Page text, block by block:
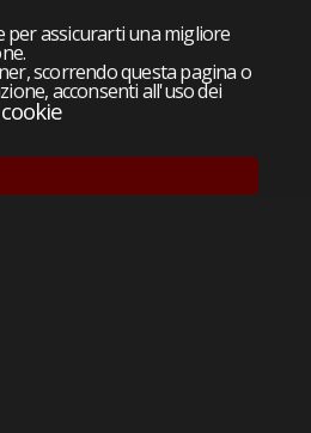
per assicurarti una migliore
scorrendo questa pagina o
acconsenti all'uso dei